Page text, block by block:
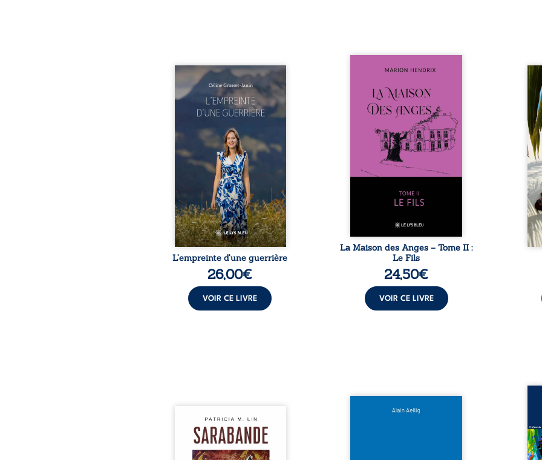
Que reste-t-il de l’enfance
lorsque la maladie impose ses
propres règles ? L’empreinte
d’une guerrière livre, sans
détour, le récit d’un quotidien
bouleversé par la maladie
chronique, l’errance médicale
et de longues hospitalisations.
L’auteure y raconte ce que les
dossiers médicaux taisent : la
peur, l’isolement, l’épuisement
et le sentiment de ne pas ...
L’empreinte d’une guerrière
26,00€
VOIR CE LIVRE
Nous sommes en 1979, soit 15
patriarche Anatole-Eustache.
La famille devra affronter non
seulement un inconnu qui rôde
autour du domaine et dont
Firmin, le fidèle majordome,
redoute les visites, le passé
encombrant d’Anatole-
Eustache, la malédiction
familiale, mais aussi la toute-
puissance de Gauthier. Mais
comment dompter cet enfant
avant qu’il ...
La Maison des Anges – Tome II :
Le Fils
24,50€
VOIR CE LIVRE
Au
eux,
Aux chants crépitants de l’été,
Sous le silence ouaté de la
neige en hiver, Au cours de
nuits pâles, Dans la clarté
Et si le naufrage n’avait pas
La
de